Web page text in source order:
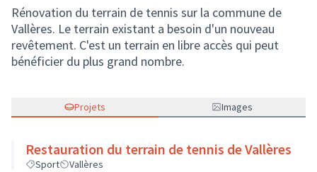
Rénovation du terrain de tennis sur la commune de
Vallères. Le terrain existant a besoin d'un nouveau
revêtement. C'est un terrain en libre accès qui peut
bénéficier du plus grand nombre.
Projets Images
Restauration du terrain de tennis de Vallères
Sport Vallères